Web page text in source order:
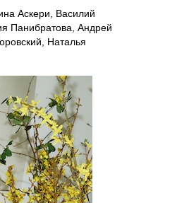
Аскери, Василий
Панибратова, Андрей
Наталья